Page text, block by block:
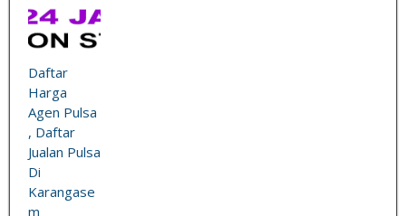
Daftar
Harga
Agen Pulsa
, Daftar
Jualan Pulsa
Di
Karangase
m